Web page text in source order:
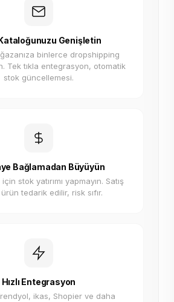
Genişletin
binlerce dropshipping
Tek tıkla entegrasyon, otomatik
stok güncellemesi.
Bağlamadan Büyüyün
stok yatırımı yapmayın. Satış
tedarik edilir, risk sıfır.
Hızlı Entegrasyon
ikas, Shopier ve daha